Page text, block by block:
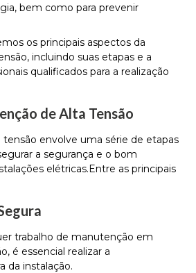
bem como para prevenir
os principais aspectos da
incluindo suas etapas e a
qualificados para a realização
de Alta Tensão
envolve uma série de etapas
a segurança e o bom
elétricas.Entre as principais
trabalho de manutenção em
é essencial realizar a
da instalação.